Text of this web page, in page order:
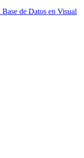
de Datos en Visual